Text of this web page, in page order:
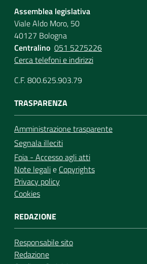
Assemblea legislativa
Viale Aldo Moro, 50
40127 Bologna
Centralino 051 5275226
Cerca telefoni e indirizzi
C.F. 800.625.903.79
TRASPARENZA
Amministrazione trasparente
Segnala illeciti
Foia - Accesso agli atti
Note legalie Copyrights
Privacy policy
Cookies
REDAZIONE
Responsabile sito
Redazione